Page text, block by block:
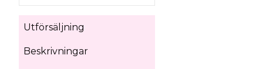
Utförsäljning
Beskrivningar